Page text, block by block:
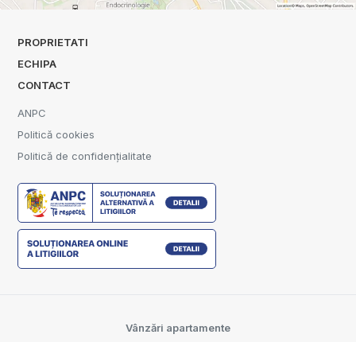
PROPRIETATI
ECHIPA
CONTACT
ANPC
Politică cookies
Politică de confidențialitate
Vânzări apartamente